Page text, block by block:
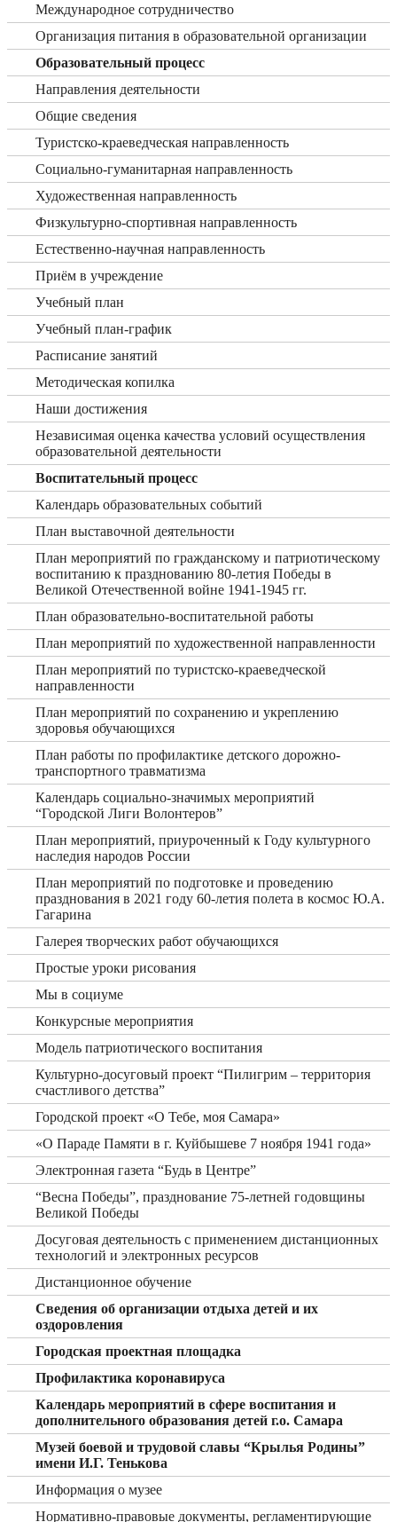
Международное сотрудничество
Организация питания в образовательной организации
Образовательный процесс
Направления деятельности
Общие сведения
Туристско-краеведческая направленность
Социально-гуманитарная направленность
Художественная направленность
Физкультурно-спортивная направленность
Естественно-научная направленность
Приём в учреждение
Учебный план
Учебный план-график
Расписание занятий
Методическая копилка
Наши достижения
Независимая оценка качества условий осуществления
образовательной деятельности
Воспитательный процесс
Календарь образовательных событий
План выставочной деятельности
План мероприятий по гражданскому и патриотическому
воспитанию к празднованию 80-летия Победы в
Великой Отечественной войне 1941-1945 гг.
План образовательно-воспитательной работы
План мероприятий по художественной направленности
План мероприятий по туристско-краеведческой
направленности
План мероприятий по сохранению и укреплению
здоровья обучающихся
План работы по профилактике детского дорожно-
транспортного травматизма
Календарь социально-значимых мероприятий
“Городской Лиги Волонтеров”
План мероприятий, приуроченный к Году культурного
наследия народов России
План мероприятий по подготовке и проведению
празднования в 2021 году 60-летия полета в космос Ю.А.
Гагарина
Галерея творческих работ обучающихся
Простые уроки рисования
Мы в социуме
Конкурсные мероприятия
Модель патриотического воспитания
Культурно-досуговый проект “Пилигрим – территория
счастливого детства”
Городской проект «О Тебе, моя Самара»
«О Параде Памяти в г. Куйбышеве 7 ноября 1941 года»
Электронная газета “Будь в Центре”
“Весна Победы”, празднование 75-летней годовщины
Великой Победы
Досуговая деятельность с применением дистанционных
технологий и электронных ресурсов
Дистанционное обучение
Сведения об организации отдыха детей и их
оздоровления
Городская проектная площадка
Профилактика коронавируса
Календарь мероприятий в сфере воспитания и
дополнительного образования детей г.о. Самара
Музей боевой и трудовой славы “Крылья Родины”
имени И.Г. Тенькова
Информация о музее
Нормативно-правовые документы, регламентирующие